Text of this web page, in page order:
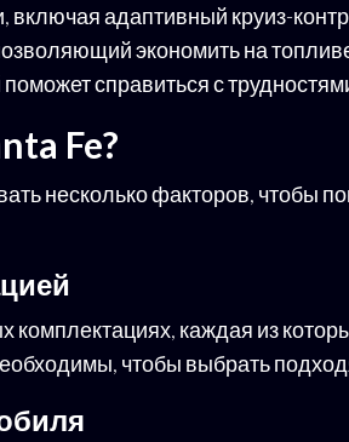
адаптивный круиз-
экономить на
справиться с
Fe?
несколько факторов, чтобы
комплектациях, каждая из
чтобы выбрать